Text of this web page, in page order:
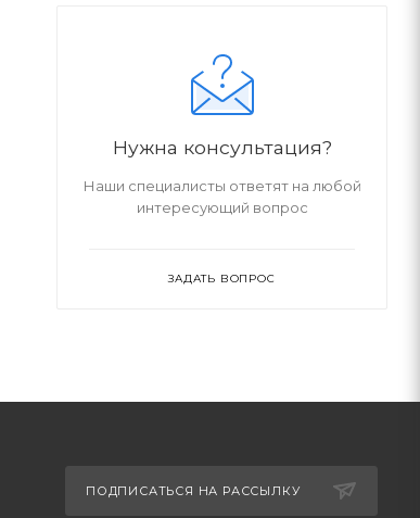
Нужна консультация?
Наши специалисты ответят на любой
интересующий вопрос
ЗАДАТЬ ВОПРОС
ПОДПИСАТЬСЯ НА РАССЫЛКУ